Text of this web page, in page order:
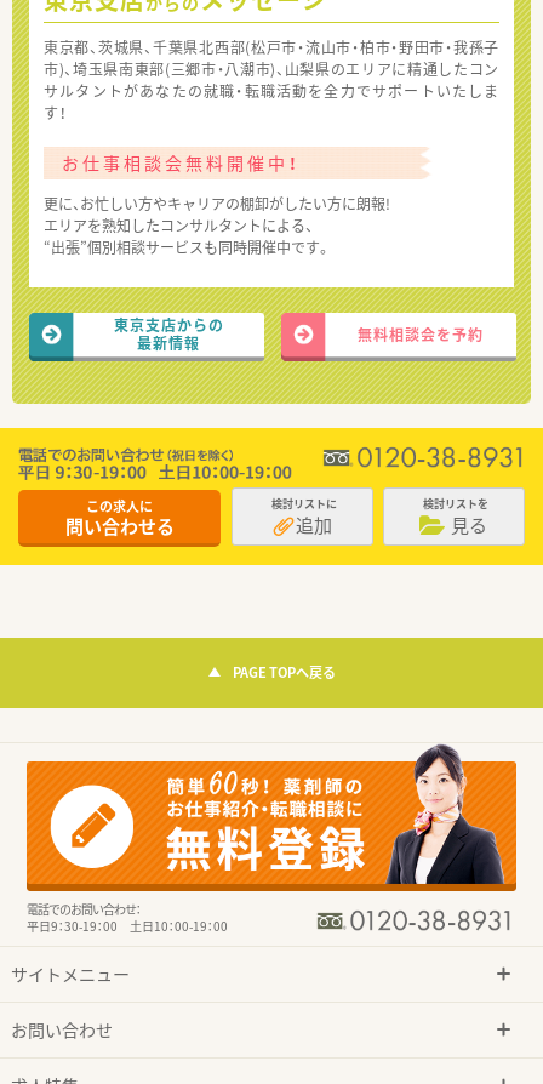
東京都、茨城県、千葉県北西部(松戸市・流山市・柏市・野田市・我孫子
市)、埼玉県南東部(三郷市・八潮市)、山梨県のエリアに精通したコン
サルタントがあなたの就職・転職活動を全力でサポートいたしま
す！
お仕事相談会無料開催中！
更に、お忙しい方やキャリアの棚卸がしたい方に朗報!
エリアを熟知したコンサルタントによる、
“出張”個別相談サービスも同時開催中です。
東京支店からの
最新情報
無料相談会を予約
この求人に
問い合わせる
検討リストに
追加
検討リストを
見る
PAGE TOPへ戻る
電話でのお問い合わせ：
平日9：30-19：00 土日10：00-19：00
サイトメニュー
お問い合わせ